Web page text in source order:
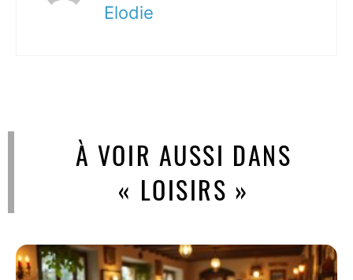
Elodie
À VOIR AUSSI DANS
« LOISIRS »